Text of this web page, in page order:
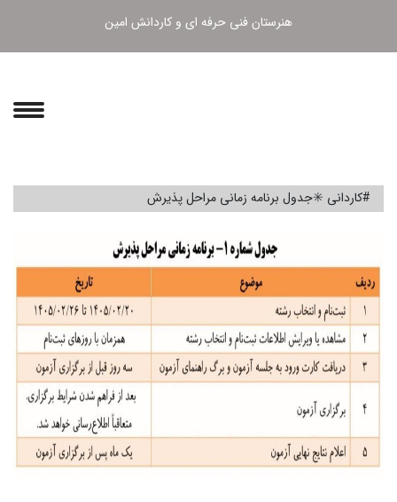
هنرستان فنی حرفه ای و کاردانش امین
#کاردانی ✳️جدول برنامه زمانی مراحل پذیرش